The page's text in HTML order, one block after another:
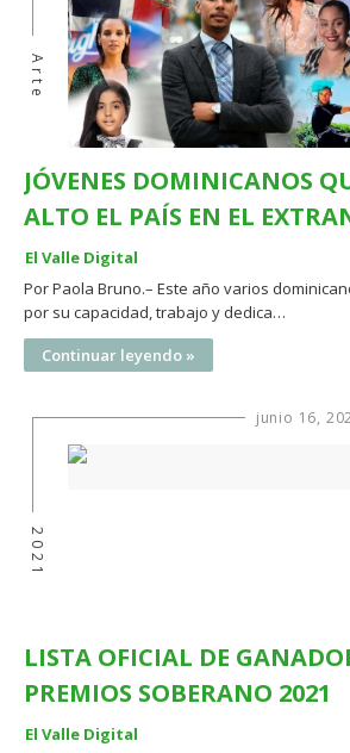
Arte
JÓVENES DOMINICANOS
ALTO EL PAÍS EN EL
El Valle Digital
Por Paola Bruno.– Este año varios
por su capacidad, trabajo y dedica…
Continuar leyendo »
junio 16,
2021
LISTA OFICIAL DE
PREMIOS SOBERANO 2021
El Valle Digital